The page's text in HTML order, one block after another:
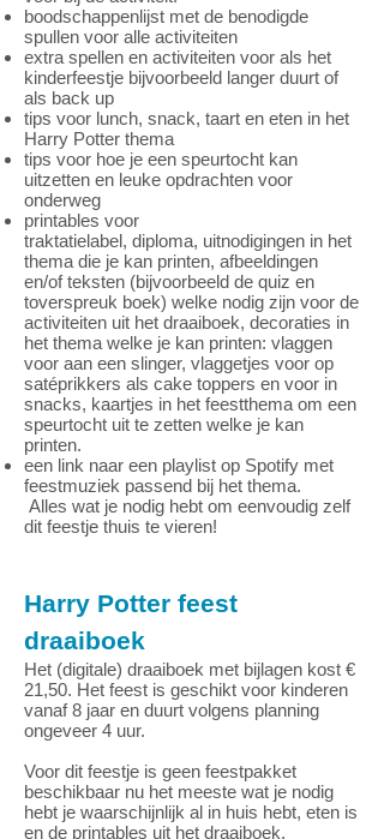
boodschappenlijst met de benodigde
spullen voor alle activiteiten
extra spellen en activiteiten voor als het
kinderfeestje bijvoorbeeld langer duurt of
als back up
tips voor lunch, snack, taart en eten in het
Harry Potter thema
tips voor hoe je een speurtocht kan
uitzetten en leuke opdrachten voor
onderweg
printables voor
traktatielabel, diploma, uitnodigingen in het
thema die je kan printen, afbeeldingen
en/of teksten (bijvoorbeeld de quiz en
toverspreuk boek) welke nodig zijn voor de
activiteiten uit het draaiboek, decoraties in
het thema welke je kan printen: vlaggen
voor aan een slinger, vlaggetjes voor op
satéprikkers als cake toppers en voor in
snacks, kaartjes in het feestthema om een
speurtocht uit te zetten welke je kan
printen.
een link naar een playlist op Spotify met
feestmuziek passend bij het thema.
Alles wat je nodig hebt om eenvoudig zelf
dit feestje thuis te vieren!
Harry Potter feest
draaiboek
Het (digitale) draaiboek met bijlagen kost €
21,50. Het feest is geschikt voor kinderen
vanaf 8 jaar en duurt volgens planning
ongeveer 4 uur.
Voor dit feestje is geen feestpakket
beschikbaar nu het meeste wat je nodig
hebt je waarschijnlijk al in huis hebt, eten is
en de printables uit het draaiboek.